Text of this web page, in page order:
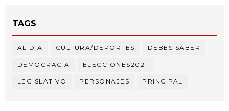
TAGS
AL DÍA CULTURA/DEPORTES DEBES SABER
DEMOCRACIA ELECCIONES2021
LEGISLATIVO PERSONAJES PRINCIPAL